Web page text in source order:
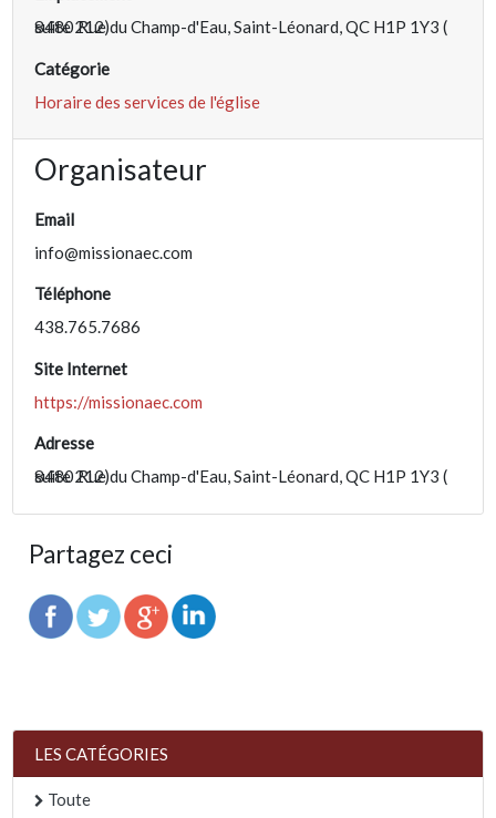
8480 Rue du Champ-d'Eau, Saint-Léonard, QC H1P 1Y3 ( suite 212)
Catégorie
Horaire des services de l'église
Organisateur
Email
info@missionaec.com
Téléphone
438.765.7686
Site Internet
https://missionaec.com
Adresse
8480 Rue du Champ-d'Eau, Saint-Léonard, QC H1P 1Y3 ( suite 212)
Partagez ceci
LES CATÉGORIES
Toute